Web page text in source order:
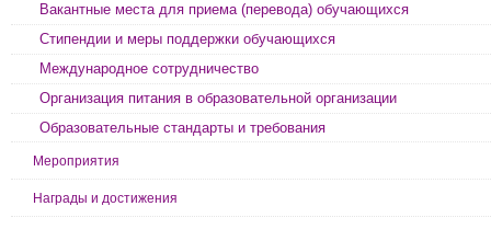
Вакантные места для приема (перевода) обучающихся
Стипендии и меры поддержки обучающихся
Международное сотрудничество
Организация питания в образовательной организации
Образовательные стандарты и требования
Мероприятия
Награды и достижения